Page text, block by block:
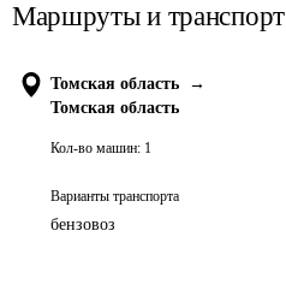
Маршруты и транспорт
Томская область
→
Томская область
Кол-во машин: 1
Варианты транспорта
бензовоз